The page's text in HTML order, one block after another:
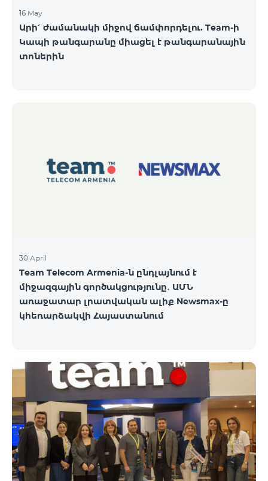
16 May
Արի՛ ժամանակի միջով ճամփորդելու. Team-ի
Կապի թանգարանը միացել է թանգարանային
տոներին
30 April
Team Telecom Armenia-ն ընդլայնում է
միջազգային գործակցությունը․ ԱՄՆ
առաջատար լրատվական ալիք Newsmax-ը
կհեռարձակվի Հայաստանում